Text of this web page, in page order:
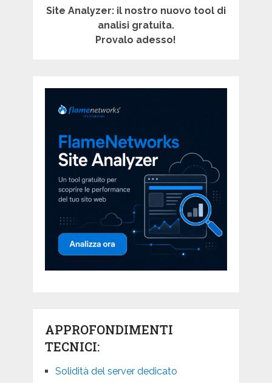
Site Analyzer: il nostro nuovo tool di
analisi gratuita.
Provalo adesso!
APPROFONDIMENTI
TECNICI:
Solidità del server dedicato